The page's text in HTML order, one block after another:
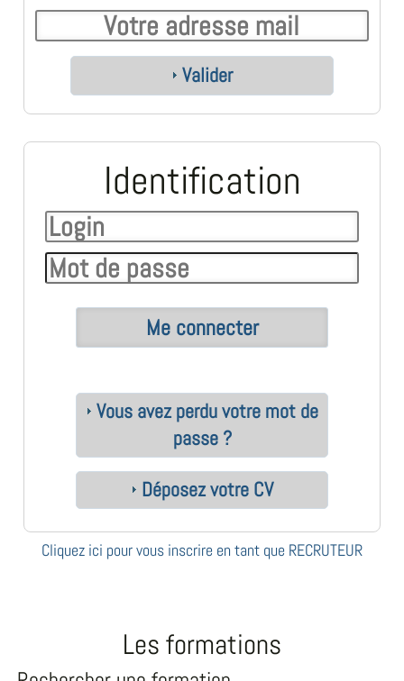
Valider
Identification
Vous avez perdu votre mot de
passe ?
Déposez votre CV
Cliquez ici pour vous inscrire en tant que RECRUTEUR
Les formations